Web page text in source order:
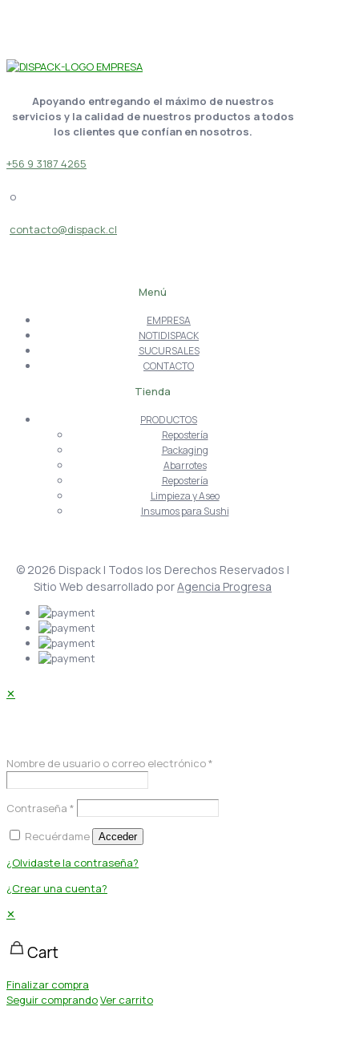
Apoyando entregando el máximo de nuestros
servicios y la calidad de nuestros productos a todos
los clientes que confían en nosotros.
+56 9 3187 4265
o
contacto@dispack.cl
Menú
EMPRESA
NOTIDISPACK
SUCURSALES
CONTACTO
Tienda
PRODUCTOS
Repostería
Packaging
Abarrotes
Repostería
Limpieza y Aseo
Insumos para Sushi
© 2026 Dispack | Todos los Derechos Reservados |
Sitio Web desarrollado porAgencia Progresa
✕
Nombre de usuario o correo electrónico*
Contraseña *
Recuérdame
Acceder
¿Olvidaste la contraseña?
¿Crear una cuenta?
✕
Cart
Finalizar compra
Seguir comprandoVer carrito